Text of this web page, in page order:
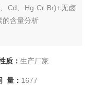
Cd、Hg Cr Br)+无卤
的含量分析
质： 生产厂家
量： 1677